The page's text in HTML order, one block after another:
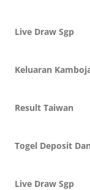
Live Draw Sgp
Keluaran
Result Taiwan
Togel Deposit
Live Draw Sgp